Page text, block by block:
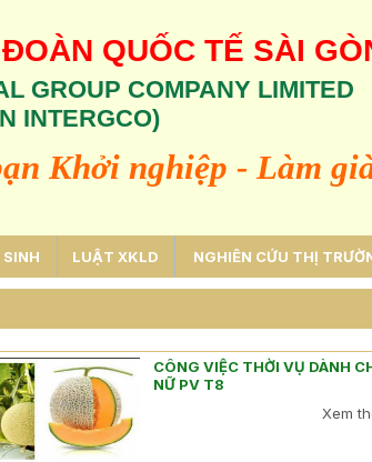
QUỐC TẾ SÀI
GROUP COMPANY LIMITED
INTERGCO)
Khởi nghiệp-Làm
LUẬT XKLD NGHIÊN CỨU THỊ
CÔNG VIỆC THỜI VỤ DÀNH
NỮ PV T8
Xem